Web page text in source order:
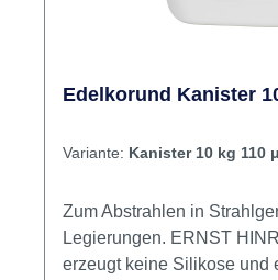
Edelkorund Kanister
Variante: Kanister 10 kg 110
Zum Abstrahlen in
Legierungen. ERNST
erzeugt keine Silikose und